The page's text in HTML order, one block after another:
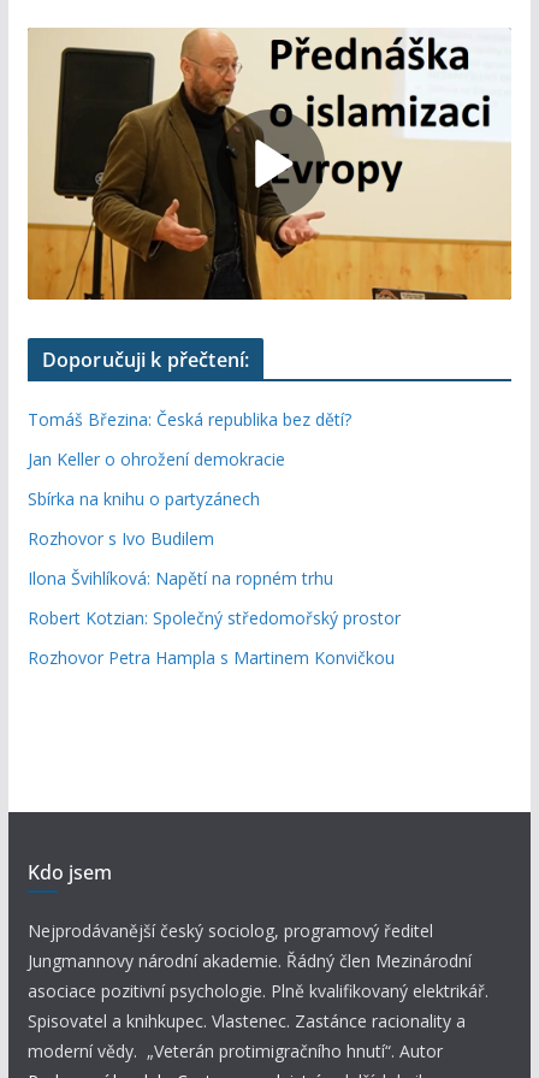
Doporučuji k přečtení:
Tomáš Březina: Česká republika bez dětí?
Jan Keller o ohrožení demokracie
Sbírka na knihu o partyzánech
Rozhovor s Ivo Budilem
Ilona Švihlíková: Napětí na ropném trhu
Robert Kotzian: Společný středomořský prostor
Rozhovor Petra Hampla s Martinem Konvičkou
Kdo jsem
Nejprodávanější český sociolog, programový ředitel
Jungmannovy národní akademie. Řádný člen Mezinárodní
asociace pozitivní psychologie. Plně kvalifikovaný elektrikář.
Spisovatel a knihkupec. Vlastenec. Zastánce racionality a
moderní vědy. „Veterán protimigračního hnutí“. Autor